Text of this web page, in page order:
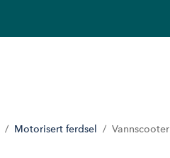
Motorisert ferdsel Vannscooter